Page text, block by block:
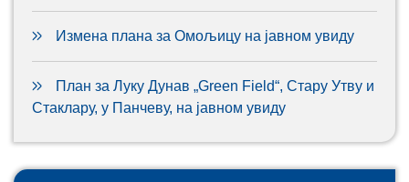
Измена плана за Омољицу на јавном увиду
План за Луку Дунав „Green Field“, Стару Утву и
Стаклару, у Панчеву, на јавном увиду